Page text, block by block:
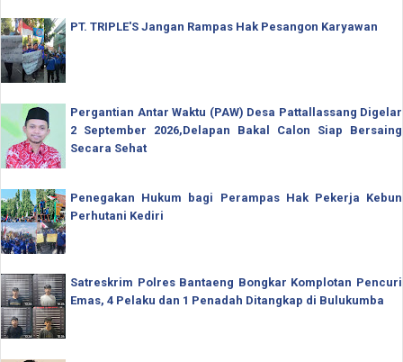
PT. TRIPLE'S Jangan Rampas Hak Pesangon Karyawan
Pergantian Antar Waktu (PAW) Desa Pattallassang Digelar
2 September 2026,Delapan Bakal Calon Siap Bersaing
Secara Sehat
Penegakan Hukum bagi Perampas Hak Pekerja Kebun
Perhutani Kediri
Satreskrim Polres Bantaeng Bongkar Komplotan Pencuri
Emas, 4 Pelaku dan 1 Penadah Ditangkap di Bulukumba